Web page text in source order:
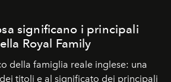
significano i principali
Royal Family
della famiglia reale inglese: una
titoli e al significato dei principali